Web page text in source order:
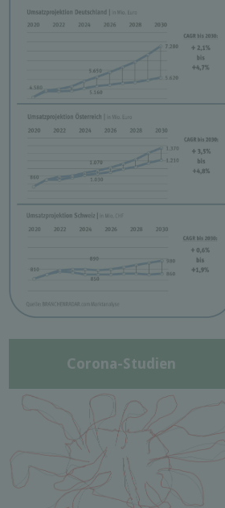
Corona-Studien